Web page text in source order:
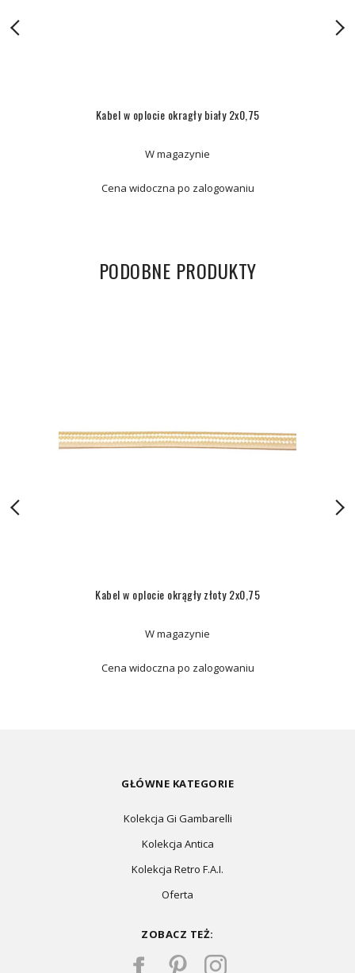
Kabel w oplocie okragły biały 2x0,75
W magazynie
Cena widoczna po zalogowaniu
PODOBNE PRODUKTY
Kabel w oplocie okrągły złoty 2x0,75
W magazynie
Cena widoczna po zalogowaniu
GŁÓWNE KATEGORIE
Kolekcja Gi Gambarelli
Kolekcja Antica
Kolekcja Retro F.A.I.
Oferta
ZOBACZ TEŻ: